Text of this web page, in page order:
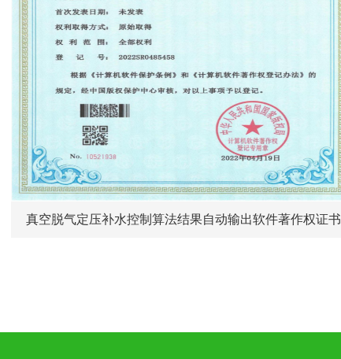
真空脱气定压补水控制算法结果自动输出软件著作权证书